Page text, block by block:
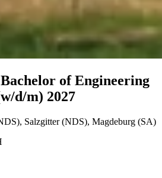
Bachelor of Engineering
​d/​m) 2027
Salzgitter (NDS), Magdeburg (SA)